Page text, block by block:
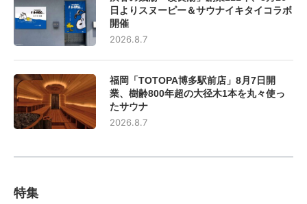
日よりスヌーピー＆サウナイキタイコラボ
開催
2026.8.7
福岡「TOTOPA博多駅前店」8月7日開
業、樹齢800年超の大径木1本を丸々使っ
たサウナ
2026.8.7
特集